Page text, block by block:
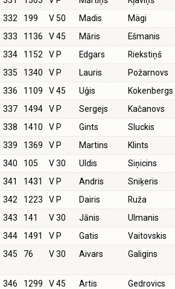
332
199 V 50 Madis Mägi
333
1136 V 45 Māris Ešmanis
334
1152 V P Edgars Riekstiņš
335
1340 V P Lauris Požarnovs
336
1109 V 45 Uģis Kokenbergs
337
1494 V P Sergejs Kačanovs
338
1410 V P Gints Sluckis
339
1369 V P Martins Klints
340
105 V 30 Uldis Siņicins
341
1431 V P Andris Sniķeris
342
1223 V P Dairis Ruža
343
141 V 30 Jānis Ulmanis
344
1491 V P Gatis Vaitovskis
345
76 V 30 Aivars Galigins
346
1299 V 45 Artis Gedrovics